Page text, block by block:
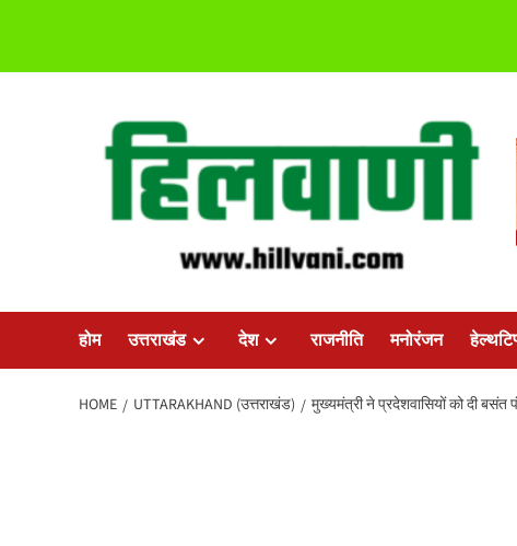
होम उत्तराखंड देश राजनीति मनोरंजन
HOME UTTARAKHAND (उत्तराखंड) मुख्यमंत्री ने प्रदेशवासियों को दी